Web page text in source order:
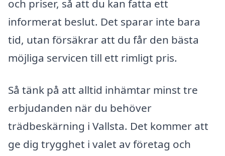
och priser, så att du kan fatta ett
informerat beslut. Det sparar inte bara
tid, utan försäkrar att du får den bästa
möjliga servicen till ett rimligt pris.
Så tänk på att alltid inhämtar minst tre
erbjudanden när du behöver
trädbeskärning i Vallsta. Det kommer att
ge dig trygghet i valet av företag och